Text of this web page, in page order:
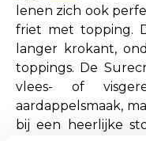
lenen zich ook
friet met topping.
langer krokant,
toppings. De
vlees- of
aardappelsmaak,
bij een heerlijke